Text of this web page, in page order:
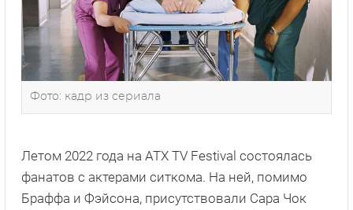
Фото: кадр из сериала
Летом 2022 года на ATX TV Festival состоялась
фанатов с актерами ситкома. На ней, помимо
Браффа и Фэйсона, присутствовали Сара Чок